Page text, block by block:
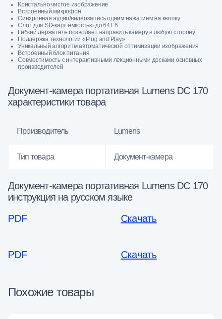
Кристально чистое изображение
Встроенный микрофон
Синхронная аудио/видеозапись одним нажатием на кнопку
Слот для SD-карт емкостью до 64 Гб
Гибкий держатель позволяет направить камеру в любую сторону
Поддержка технологии «Plug and Play»
Уникальный алгоритм автоматической оптимизации изображения
Встроенный блок питания
Совместимость с интерактивными лекционными досками основных
производителей
Документ-камера портативная Lumens DC 170
характеристики товара
Производитель Lumens
Тип товара Документ-камера
Документ-камера портативная Lumens DC 170
инструкция на русском языке
PDF
Скачать
PDF Скачать
Похожие товары